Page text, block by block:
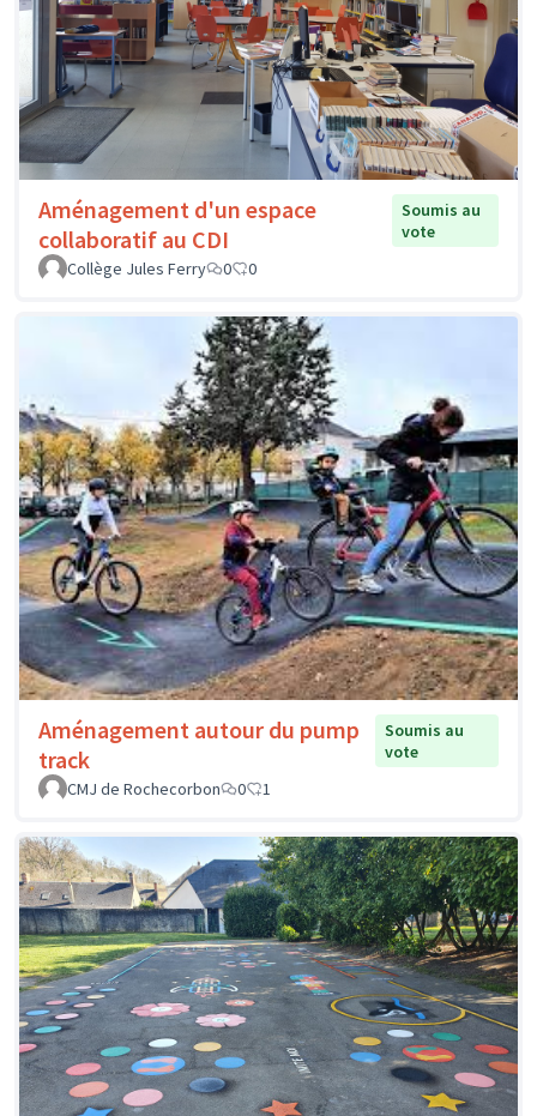
Aménagement d'un espace
collaboratif au CDI
Soumis au
vote
Collège Jules Ferry
0 0
Aménagement autour du pump
track
Soumis au
vote
CMJ de Rochecorbon
0 1